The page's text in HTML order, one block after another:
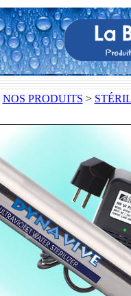
NOS PRODUITS >